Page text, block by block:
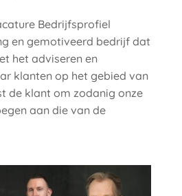
Bedrijfsprofiel
en gemotiveerd bedrijf dat
het adviseren en
klanten op het gebied van
de klant om zodanig onze
aan die van de